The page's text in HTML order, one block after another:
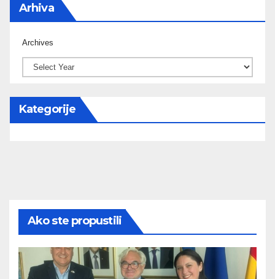
Arhiva
Archives
Kategorije
Ako ste propustili